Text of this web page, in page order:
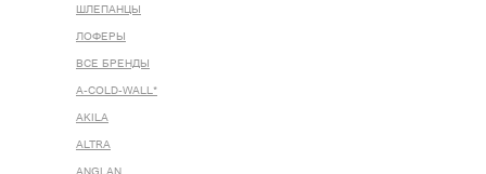
ШЛЕПАНЦЫ
ЛОФЕРЫ
ВСЕ БРЕНДЫ
A-COLD-WALL*
AKILA
ALTRA